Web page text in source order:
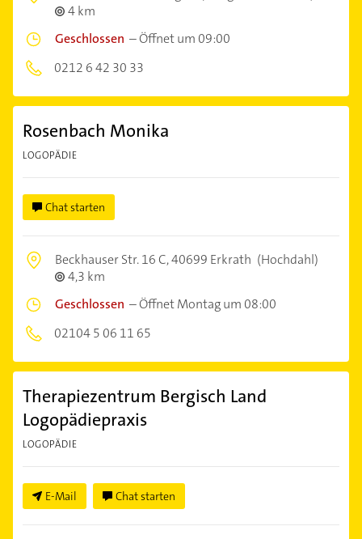
4 km
Geschlossen –Öffnet um 09:00
0212 6 42 30 33
Rosenbach Monika
LOGOPÄDIE
Chat starten
Beckhauser Str. 16 C,40699 Erkrath (Hochdahl)
4,3 km
Geschlossen –Öffnet Montag um 08:00
02104 5 06 11 65
Therapiezentrum Bergisch Land
Logopädiepraxis
LOGOPÄDIE
E-Mail Chat starten